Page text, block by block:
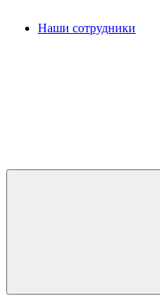
Наши сотрудники